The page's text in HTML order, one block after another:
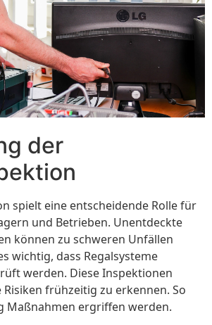
der
spielt eine entscheidende Rolle für
und Betrieben. Unentdeckte
können zu schweren Unfällen
wichtig, dass Regalsysteme
werden. Diese Inspektionen
frühzeitig zu erkennen. So
Maßnahmen ergriffen werden.